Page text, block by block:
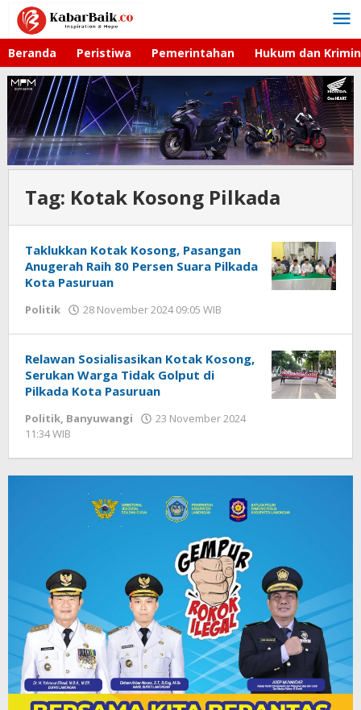
Lewati
konten
Beranda Peristiwa Pemerintahan Hukum dan
Tag: Kotak Kosong Pilkada
Taklukkan Kotak Kosong, Pasangan
Anugerah Raih 80 Persen Suara Pilkada
Kota Pasuruan
Politik 28 November 2024 09:05 WIB
Relawan Sosialisasikan Kotak Kosong,
Serukan Warga Tidak Golput di
Pilkada Kota Pasuruan
Politik, Banyuwangi
23 November 2024
11:34 WIB